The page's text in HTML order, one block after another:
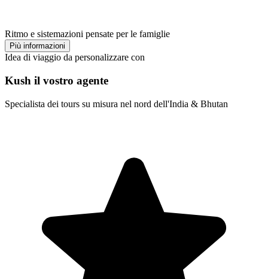
Ritmo e sistemazioni pensate per le famiglie
Più informazioni
Idea di viaggio da personalizzare con
Kush il vostro agente
Specialista dei tours su misura nel nord dell'India & Bhutan